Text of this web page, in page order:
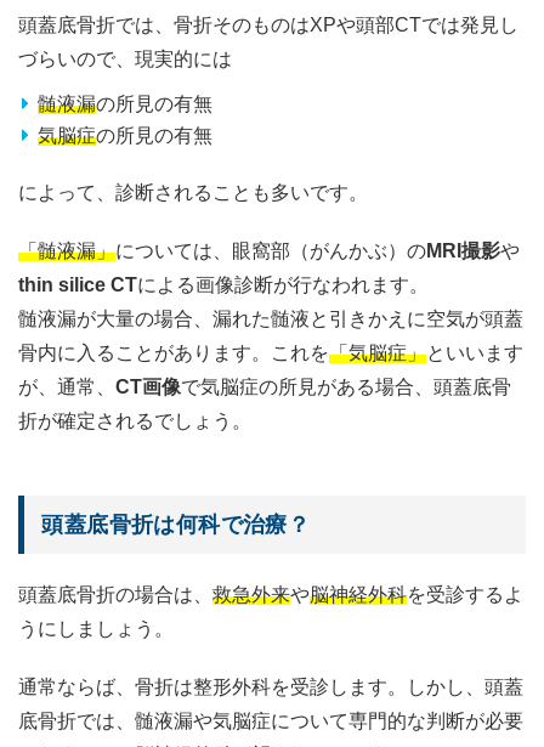
頭蓋底骨折では、骨折そのものはXPや頭部CTでは発見し
づらいので、現実的には
髄液漏の所見の有無
気脳症の所見の有無
によって、診断されることも多いです。
「髄液漏」については、眼窩部（がんかぶ）のMRI撮影や
thin silice CTによる画像診断が行なわれます。
髄液漏が大量の場合、漏れた髄液と引きかえに空気が頭蓋
骨内に入ることがあります。これを「気脳症」といいます
が、通常、 CT画像で気脳症の所見がある場合、頭蓋底骨
折が確定されるでしょう。
頭蓋底骨折は何科で治療？
頭蓋底骨折の場合は、 救急外来や脳神経外科を受診するよ
うにしましょう。
通常ならば、骨折は整形外科を受診します。しかし、頭蓋
底骨折では、髄液漏や気脳症について専門的な判断が必要